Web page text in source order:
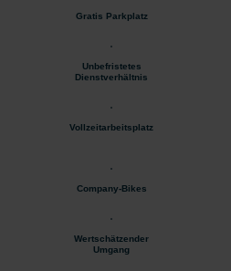
Gratis Parkplatz
Unbefristetes
Dienstverhältnis
Vollzeitarbeitsplatz
Company-Bikes
Wertschätzender
Umgang